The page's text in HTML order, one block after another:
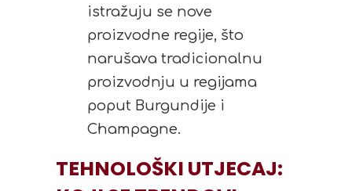
istražuju se nove
proizvodne regije, što
narušava tradicionalnu
proizvodnju u regijama
poput Burgundije i
Champagne.
TEHNOLOŠKI UTJECAJ: